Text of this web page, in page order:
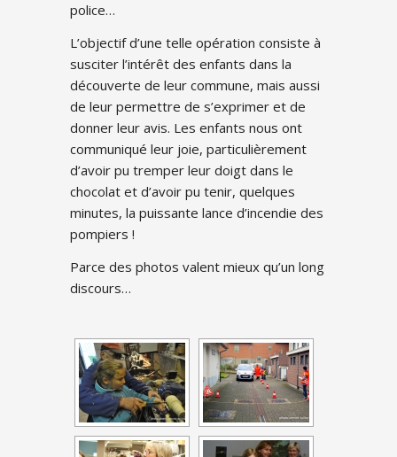
police…
L’objectif d’une telle opération consiste à
susciter l’intérêt des enfants dans la
découverte de leur commune, mais aussi
de leur permettre de s’exprimer et de
donner leur avis. Les enfants nous ont
communiqué leur joie, particulièrement
d’avoir pu tremper leur doigt dans le
chocolat et d’avoir pu tenir, quelques
minutes, la puissante lance d’incendie des
pompiers !
Parce des photos valent mieux qu’un long
discours…